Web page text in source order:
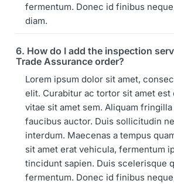
fermentum. Donec id finibus
diam.
6. How do I add the inspection
Trade Assurance order?
Lorem ipsum dolor sit amet,
elit. Curabitur ac tortor sit amet est
vitae sit amet sem. Aliquam
faucibus auctor. Duis sollicitudin
interdum. Maecenas a tempus
sit amet erat vehicula, fermentum
tincidunt sapien. Duis scelerisque
fermentum. Donec id finibus